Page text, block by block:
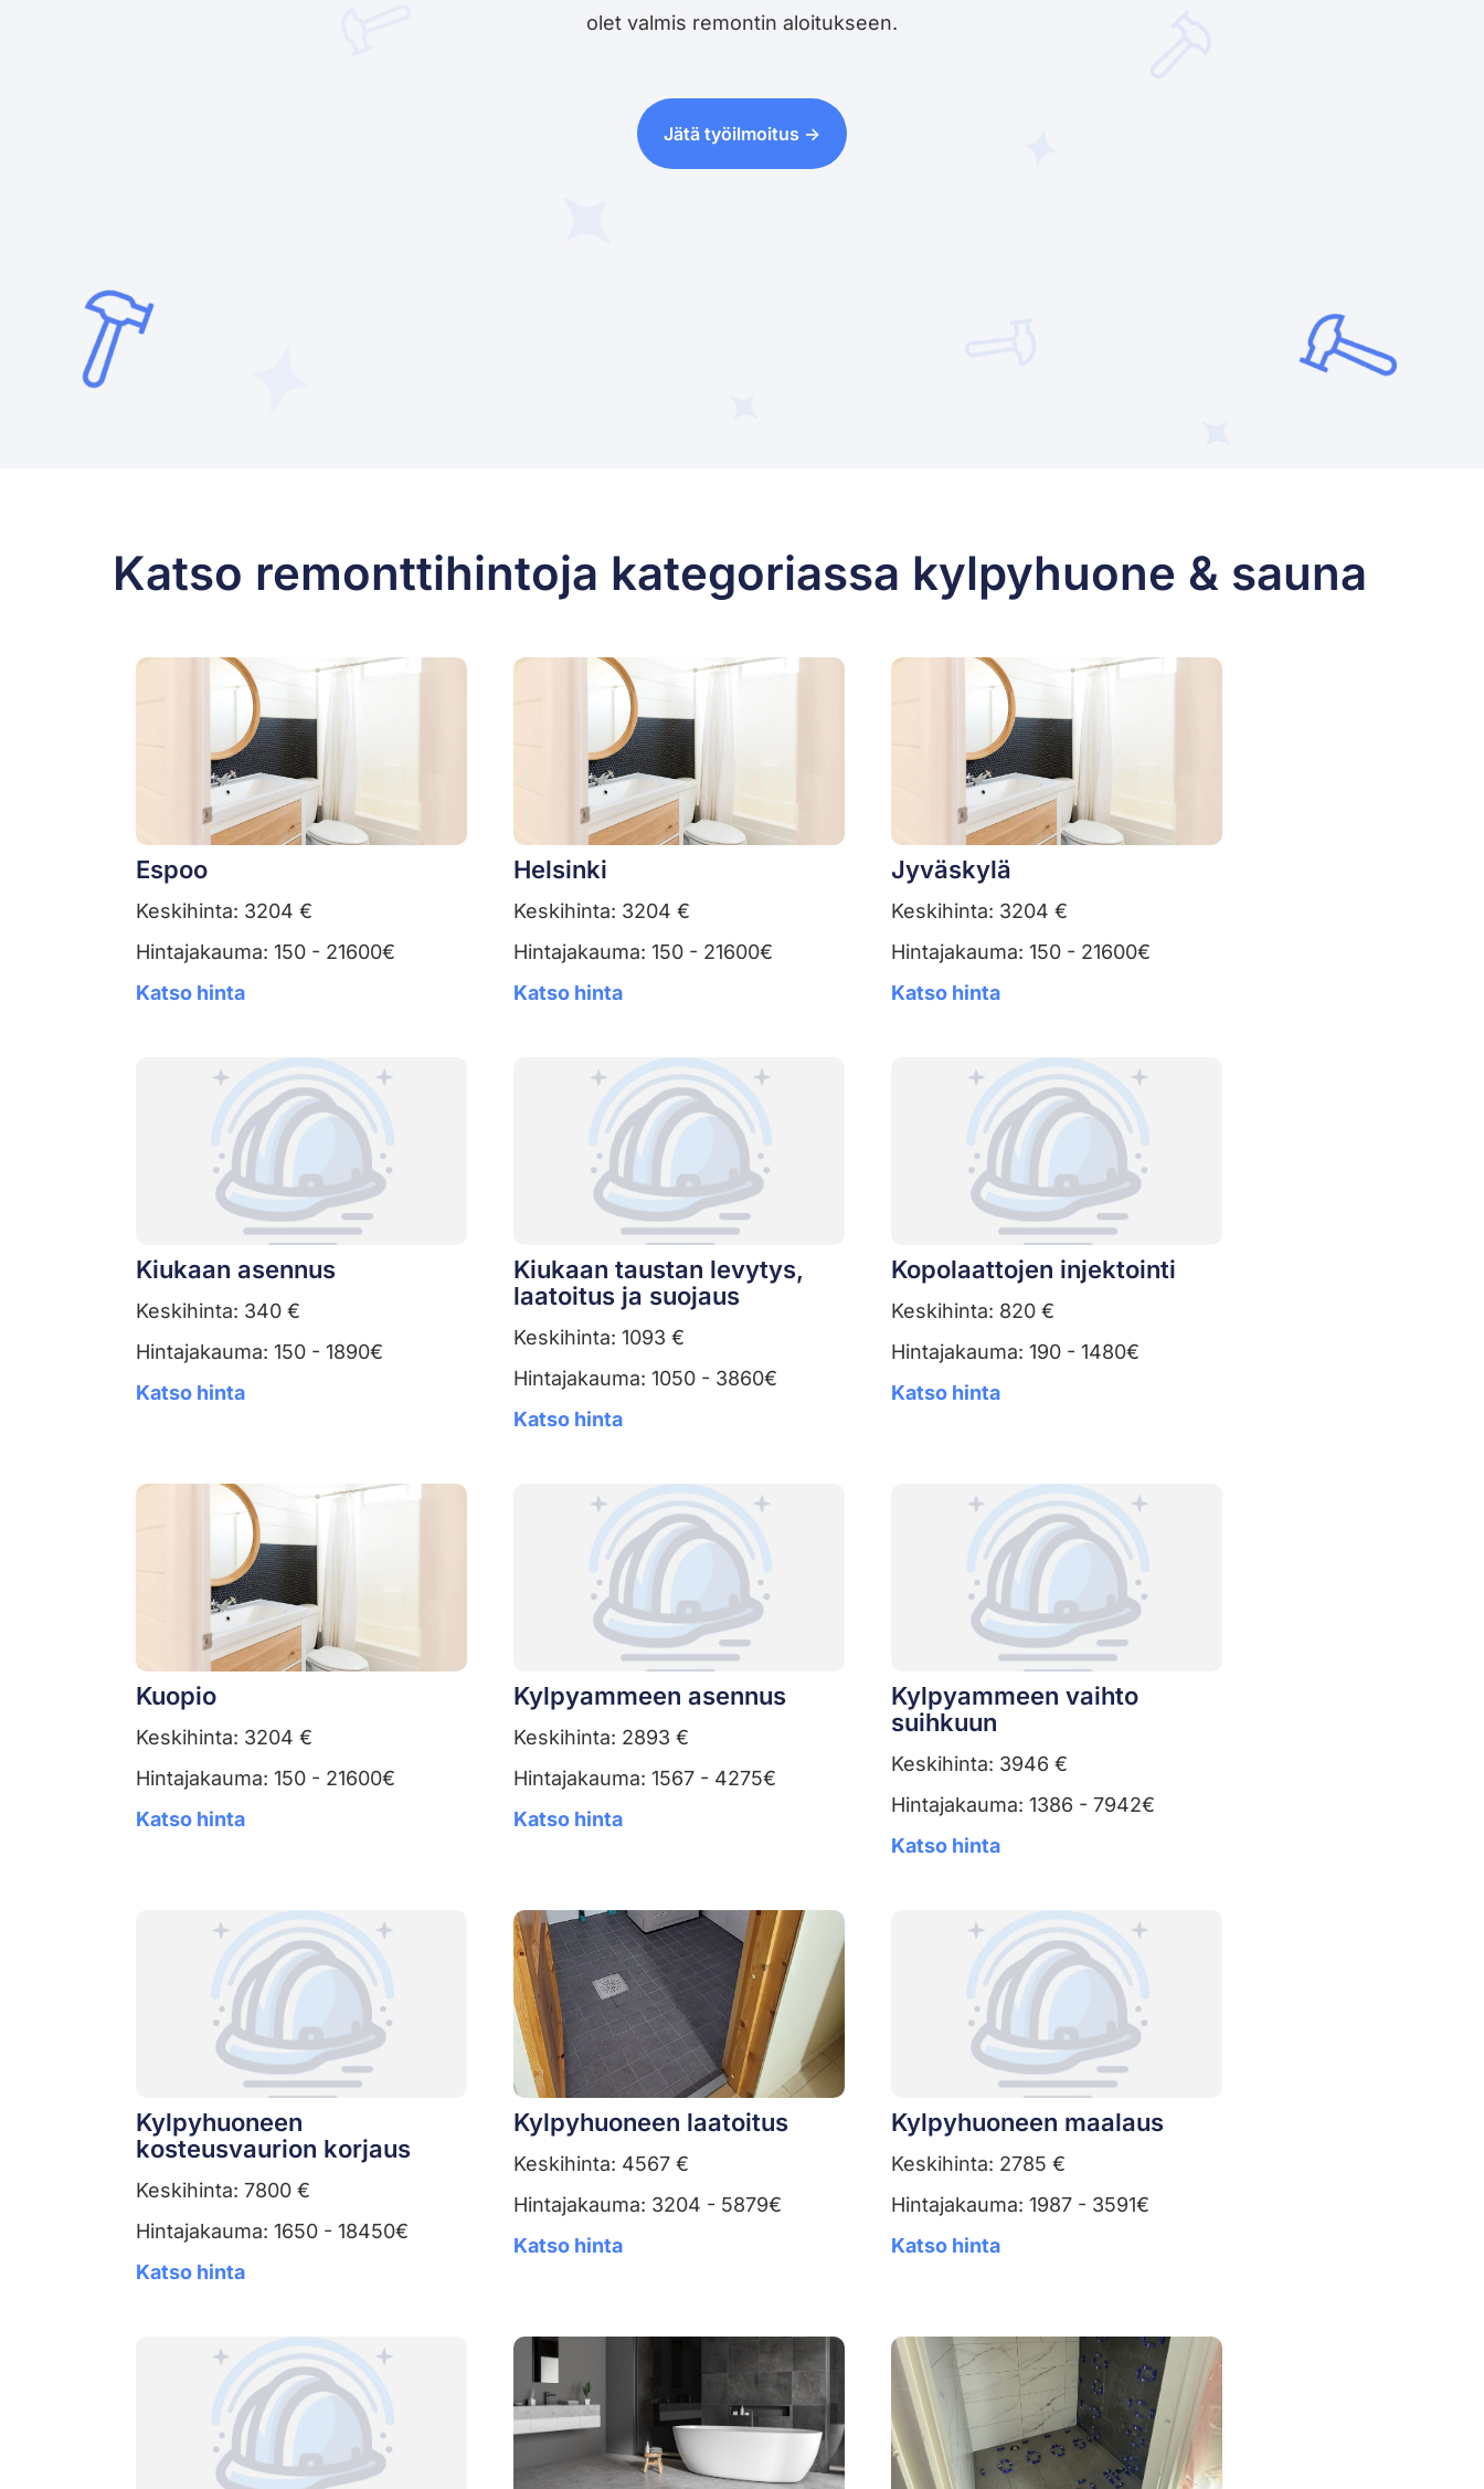
olet valmis remontin aloitukseen.
Jätä työilmoitus ->
Katso remonttihintoja kategoriassa kylpyhuone & sauna
Espoo
Keskihinta: 3204 €
Hintajakauma: 150 - 21600€
Katso hinta
Helsinki
Keskihinta: 3204 €
Hintajakauma: 150 - 21600€
Katso hinta
Jyväskylä
Keskihinta: 3204 €
Hintajakauma: 150 - 21600€
Katso hinta
Kiukaan asennus
Keskihinta: 340 €
Hintajakauma: 150 - 1890€
Katso hinta
Kiukaan taustan levytys,
laatoitus ja suojaus
Keskihinta: 1093 €
Hintajakauma: 1050 - 3860€
Katso hinta
Kopolaattojen injektointi
Keskihinta: 820 €
Hintajakauma: 190 - 1480€
Katso hinta
Kuopio
Keskihinta: 3204 €
Hintajakauma: 150 - 21600€
Katso hinta
Kylpyammeen asennus
Keskihinta: 2893 €
Hintajakauma: 1567 - 4275€
Katso hinta
Kylpyammeen vaihto
suihkuun
Keskihinta: 3946 €
Hintajakauma: 1386 - 7942€
Katso hinta
Kylpyhuoneen
kosteusvaurion korjaus
Keskihinta: 7800 €
Hintajakauma: 1650 - 18450€
Katso hinta
Kylpyhuoneen laatoitus
Keskihinta: 4567 €
Hintajakauma: 3204 - 5879€
Katso hinta
Kylpyhuoneen maalaus
Keskihinta: 2785 €
Hintajakauma: 1987 - 3591€
Katso hinta